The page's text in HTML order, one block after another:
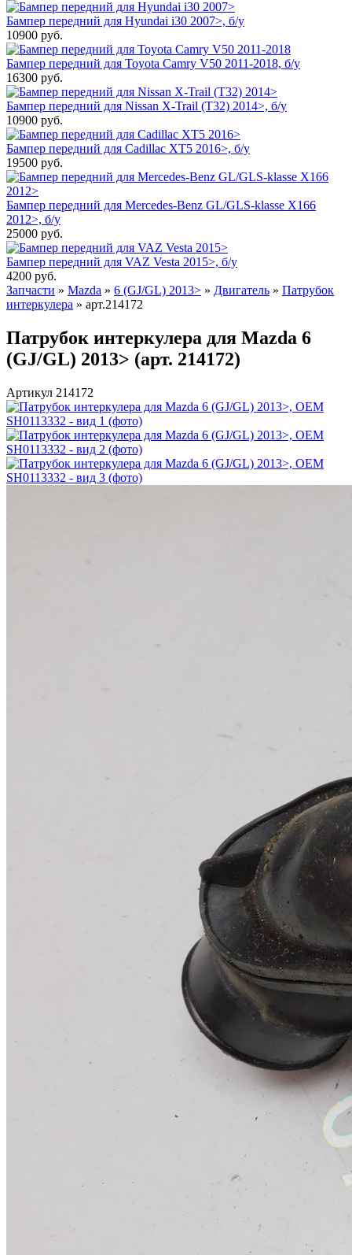
Бампер передний для Hyundai i30 2007>, б/у
10900 руб.
Бампер передний для Toyota Camry V50 2011-2018, б/у
16300 руб.
Бампер передний для Nissan X-Trail (T32) 2014>, б/у
10900 руб.
Бампер передний для Cadillac XT5 2016>, б/у
19500 руб.
Бампер передний для Mercedes-Benz GL/GLS-klasse X166
2012>, б/у
25000 руб.
Бампер передний для VAZ Vesta 2015>, б/у
4200 руб.
Запчасти » Mazda » 6 (GJ/GL) 2013> » Двигатель » Патрубок
интеркулера » арт.214172
Патрубок интеркулера для Mazda 6
(GJ/GL) 2013> (арт. 214172)
Артикул 214172